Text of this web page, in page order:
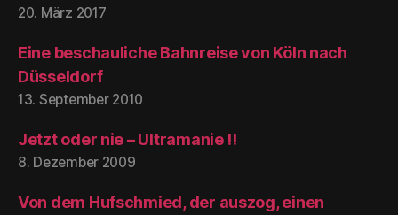
20. März 2017
Eine beschauliche Bahnreise von Köln nach
Düsseldorf
13. September 2010
Jetzt oder nie – Ultramanie !!
8. Dezember 2009
Von dem Hufschmied, der auszog, einen